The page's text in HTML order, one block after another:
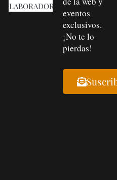
COLABORADORES
eventos
exclusivos.
¡No te lo
pierdas!